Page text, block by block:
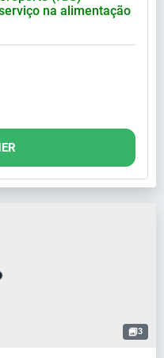
na alimentação
3